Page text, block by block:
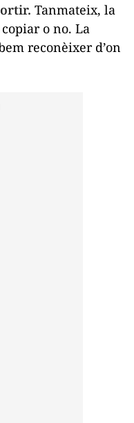
Tanmateix, la
o no. La
reconèixer d’on